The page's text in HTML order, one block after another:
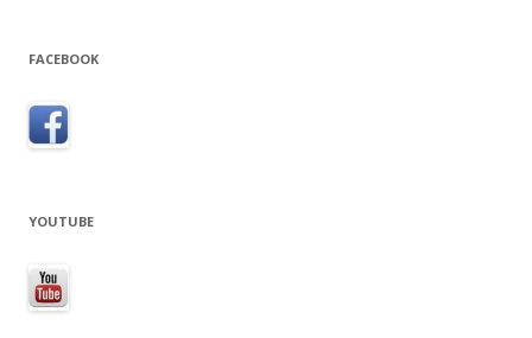
FACEBOOK
YOUTUBE